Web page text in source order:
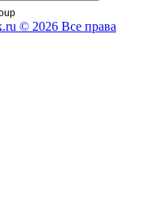
© 2026 Все права